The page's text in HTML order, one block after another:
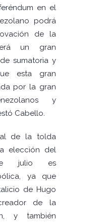
en el
podrá
de la
un gran
sumatoria y
esta gran
por la gran
y
Cabello.
de la tolda
elección del
julio es
ya que
de Hugo
de la
y también